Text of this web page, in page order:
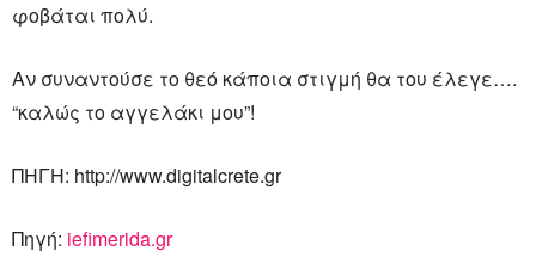
φοβάται πολύ.
Aν συναντούσε το θεό κάποια στιγμή θα του έλεγε….
“καλώς το αγγελάκι μου”!
ΠΗΓΗ: http://www.digitalcrete.gr
Πηγή: iefimerida.gr